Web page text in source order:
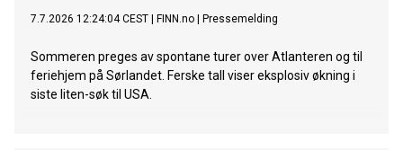
7.7.2026 12:24:04 CEST FINN.no Pressemelding
Sommeren preges av spontane turer over Atlanteren og til
feriehjem på Sørlandet. Ferske tall viser eksplosiv økning i
siste liten-søk til USA.